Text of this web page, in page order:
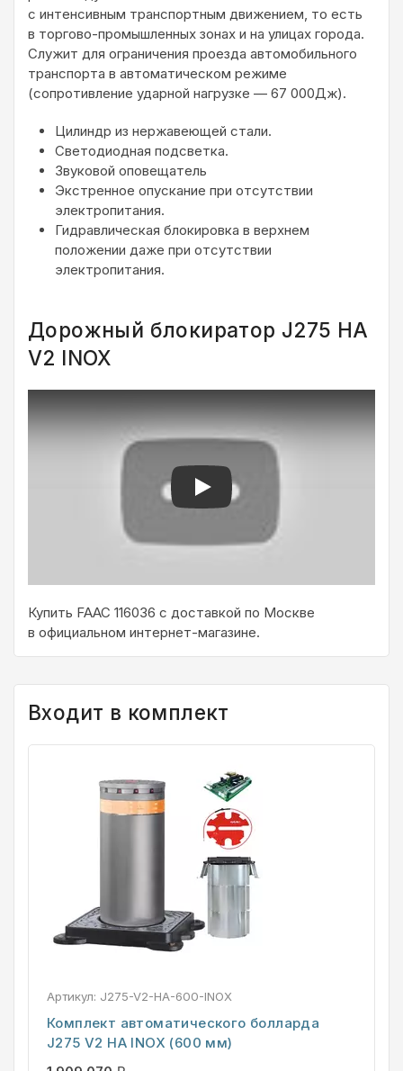
с интенсивным транспортным движением, то есть
в торгово-промышленных зонах и на улицах города.
Служит для ограничения проезда автомобильного
транспорта в автоматическом режиме
(сопротивление ударной нагрузке — 67 000Дж).
Цилиндр из нержавеющей стали.
Светодиодная подсветка.
Звуковой оповещатель
Экстренное опускание при отсутствии
электропитания.
Гидравлическая блокировка в верхнем
положении даже при отсутствии
электропитания.
Дорожный блокиратор J275 HA
V2 INOX
Play
Купить FAAC 116036 с доставкой по Москве
в официальном интернет-магазине.
Входит в комплект
Артикул: J275-V2-HA-600-INOX
Комплект автоматического болларда
J275 V2 HA INOX (600 мм)